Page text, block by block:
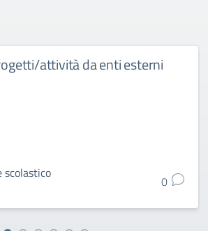
attività da enti esterni
scolastico
0